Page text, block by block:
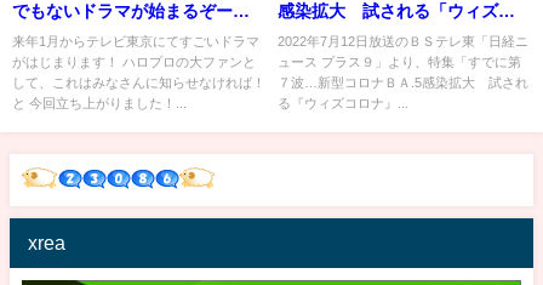
でもないドラマが始まるぞーー
ー！！！！【新ドラマ】
来年1月からテレビ東京にてすごいドラマ
がはじまります！ ハロプロの大ファンと
して、これはみなさんに知らせなければ！
と 今回立ち上がりました！...
感染拡大 試される「ウィズコ
ロナ」の覚悟【日経プラス９】
（2022年7月13日）
2022年7月12日放送のＢＳテレ東「日経ニ
ュース プラス９」より、特集「すでに第
７波…新型コロナＢＡ.5感染拡大 試され
る『ウィズコロナ』...
xrea